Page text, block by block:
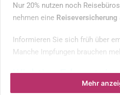
Nur 20% nutzen noch
nehmen eine Reiseversicherung
Informieren Sie sich früh über
Manche Impfungen brauchen
Wichtige
Mehr